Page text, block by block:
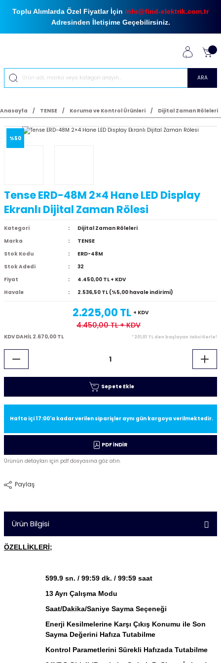
Toplu Alımlarda Özel Fiyatlar İçin info@find-elektrik.com.tr
Adresinden İletişime Geçebilirsiniz.
ARA
Anasayfa TENSE Koruma ve Kontrol Ürünleri Dijital Zaman Röleleri
%50
Tense ERD-48M 2×4 Hane LED Display
Ekranlı Dijital Zaman Rölesi
Kategori
Dijital Zaman Röleleri
Marka
TENSE
Stok Kodu
ERD-48M
Stok Adedi
32
Fiyat
4.450,00 TL + KDV
Havale
2.536,50 TL (%5,00 havale indirimi)
2.225,00 TL + KDV
4.450,00 TL+ KDV
KDV DAHİL 2.670,00 TL *201,01 TL den başlayan taksitlerle!
Sepete Ekle
Hafta içi 17:00'a kadar verilen siparişler aynı gün kargoya verilmektedir.
PDF İNDİR
Ürünün detayları için pdf dosyasına göz atın.
Paylaş
Ürün Bilgisi
ÖZELLİKLERİ;
599.9 sn. / 99:59 dk. / 99:59 saat
13 Ayrı Çalışma Modu
Saat/Dakika/Saniye Sayma Seçeneği
Enerji Kesilmelerine Karşı Çıkış Konumu ile Son
Sayma Değerini Hafıza Tutabilme
Kontrol Parametlerini Sürekli Hafızada Tutabilme